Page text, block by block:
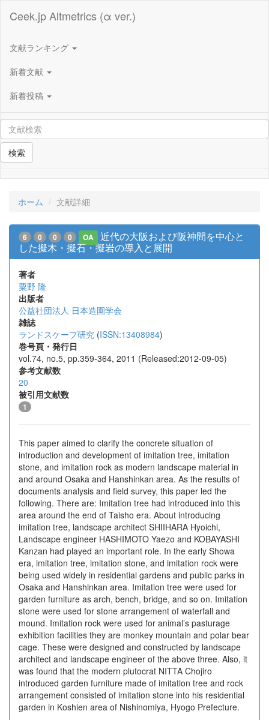
Ceek.jp Altmetrics (α ver.)
文献ランキング
新着文献
新着投稿
検索
ホーム 文献詳細
6 0 0 0 OA
近代の大阪および阪神間を中心と
した擬木・擬石・擬岩の導入と展開
著者
粟野 隆
出版者
公益社団法人 日本造園学会
雑誌
ランドスケープ研究 (ISSN:13408984)
巻号頁・発行日
vol.74, no.5, pp.359-364, 2011 (Released:2012-09-05)
参考文献数
20
被引用文献数
1
This paper aimed to clarify the concrete situation of
introduction and development of imitation tree, imitation
stone, and imitation rock as modern landscape material in
and around Osaka and Hanshinkan area. As the results of
documents analysis and field survey, this paper led the
following. There are: Imitation tree had introduced into this
area around the end of Taisho era. About introducing
imitation tree, landscape architect SHIIHARA Hyoichi,
Landscape engineer HASHIMOTO Yaezo and KOBAYASHI
Kanzan had played an important role. In the early Showa
era, imitation tree, imitation stone, and imitation rock were
being used widely in residential gardens and public parks in
Osaka and Hanshinkan area. Imitation tree were used for
garden furniture as arch, bench, bridge, and so on. Imitation
stone were used for stone arrangement of waterfall and
mound. Imitation rock were used for animal’s pasturage
exhibition facilities they are monkey mountain and polar bear
cage. These were designed and constructed by landscape
architect and landscape engineer of the above three. Also, it
was found that the modern plutocrat NITTA Chojiro
introduced garden furniture made of imitation tree and rock
arrangement consisted of imitation stone into his residential
garden in Koshien area of Nishinomiya, Hyogo Prefecture.